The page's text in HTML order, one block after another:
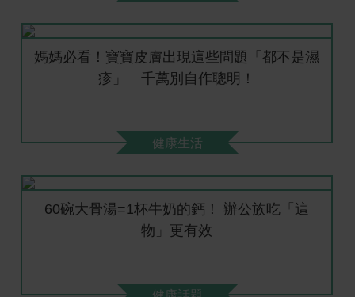
媽媽必看！寶寶皮膚出現這些問題「都不是濕
疹」 千萬別自作聰明！
健康生活
60碗大骨湯=1杯牛奶的鈣！ 辦公族吃「這
物」更有效